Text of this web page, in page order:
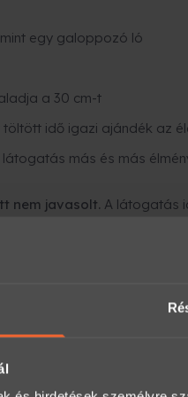
egy galoppozó ló
a 30 cm-t
idő igazi ajándék az
más és más
nem javasolt. A látogatás
a szülőket, hogy tartsák
kárt a pillangókban.
belépőjegy: